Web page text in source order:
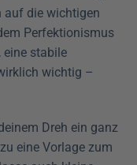
auf die wichtigen
Perfektionismus
eine stabile
wichtig –
Dreh ein ganz
eine Vorlage zum